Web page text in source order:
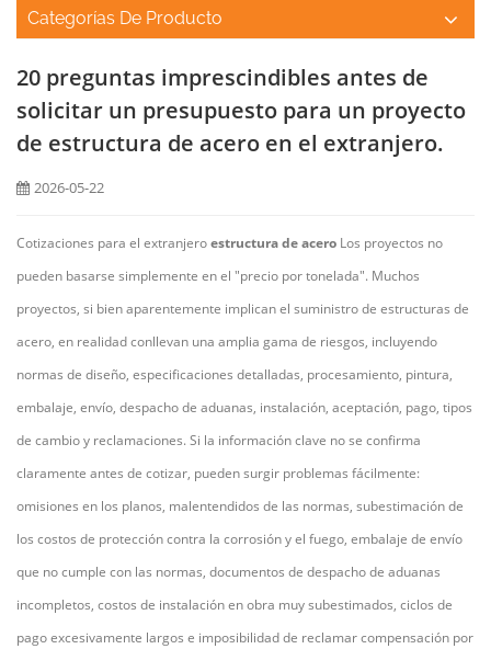
Categorías De Producto
20 preguntas imprescindibles antes de
solicitar un presupuesto para un proyecto
de estructura de acero en el extranjero.
2026-05-22
Cotizaciones para el extranjeroestructura de acero Los proyectos no
pueden basarse simplemente en el "precio por tonelada". Muchos
proyectos, si bien aparentemente implican el suministro de estructuras de
acero, en realidad conllevan una amplia gama de riesgos, incluyendo
normas de diseño, especificaciones detalladas, procesamiento, pintura,
embalaje, envío, despacho de aduanas, instalación, aceptación, pago, tipos
de cambio y reclamaciones. Si la información clave no se confirma
claramente antes de cotizar, pueden surgir problemas fácilmente:
omisiones en los planos, malentendidos de las normas, subestimación de
los costos de protección contra la corrosión y el fuego, embalaje de envío
que no cumple con las normas, documentos de despacho de aduanas
incompletos, costos de instalación en obra muy subestimados, ciclos de
pago excesivamente largos e imposibilidad de reclamar compensación por